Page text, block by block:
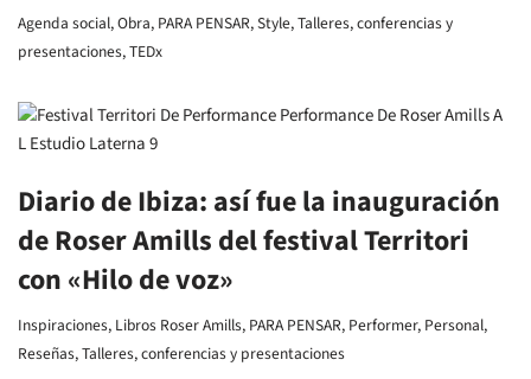
Agenda social,Obra, PARA PENSAR,Style,Talleres, conferencias y
presentaciones,TEDx
Diario de Ibiza: así fue la inauguración
de Roser Amills del festival Territori
con «Hilo de voz»
Inspiraciones, Libros Roser Amills, PARA PENSAR, Performer, Personal,
Reseñas,Talleres, conferencias y presentaciones